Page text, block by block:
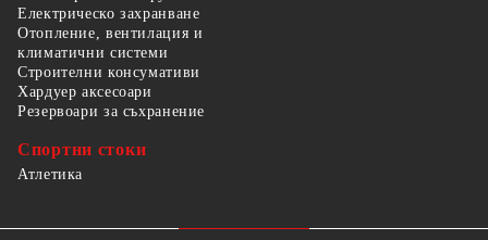
Електрическо захранване
Отопление, вентилация и
климатични системи
Строителни консумативи
Хардуер аксесоари
Резервоари за съхранение
Спортни стоки
Атлетика